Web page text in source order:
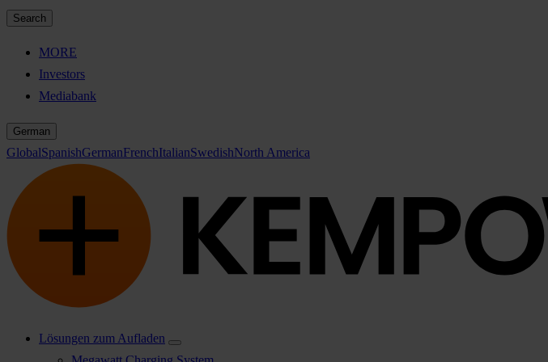
Search
MORE
Investors
Mediabank
German
GlobalSpanishGermanFrenchItalianSwedishNorth America
Lösungen zum Aufladen